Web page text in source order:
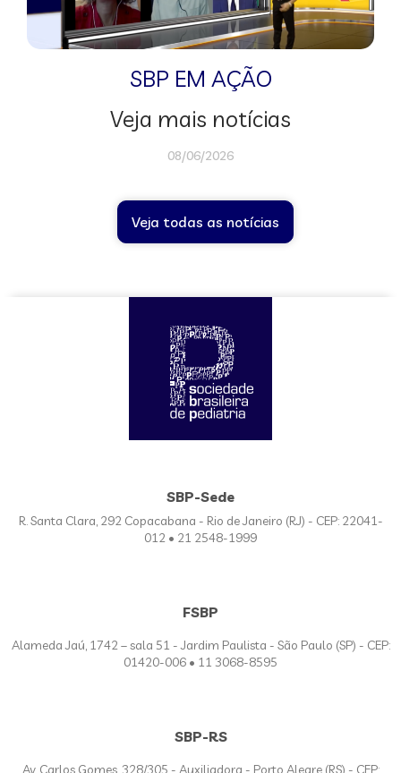
SBP EM AÇÃO
Veja mais notícias
08/06/2026
Veja todas as notícias
SBP-Sede
R. Santa Clara, 292 Copacabana - Rio de Janeiro (RJ) - CEP: 22041-
012 • 21 2548-1999
FSBP
Alameda Jaú, 1742 – sala 51 - Jardim Paulista - São Paulo (SP) - CEP:
01420-006 • 11 3068-8595
SBP-RS
Av. Carlos Gomes, 328/305 - Auxiliadora - Porto Alegre (RS) - CEP: